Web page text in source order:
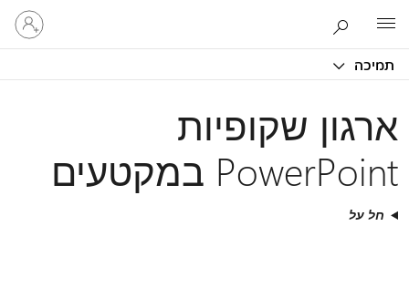
תמיכה
היכנס
לחשבון
שלך
ארגון שקופיות
PowerPoint במקטעים
חל על